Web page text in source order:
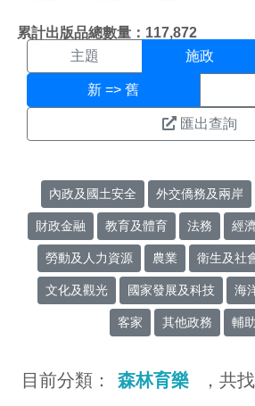
累計出版品總數量：117,872
施政搜尋結果頁
主題 施政
新 => 舊
匯出查詢
內政及國土安全 外交僑務及兩岸
財政金融 教育及體育 法務 經
勞動及人力資源 農業 衛生及社
文化及觀光 國家發展及科技 海
客家 其他政務 輔
目前分類： 森林育樂 ，共